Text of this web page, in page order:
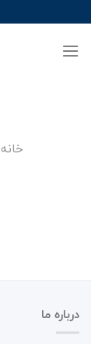
to
content
خانه
درباره ما